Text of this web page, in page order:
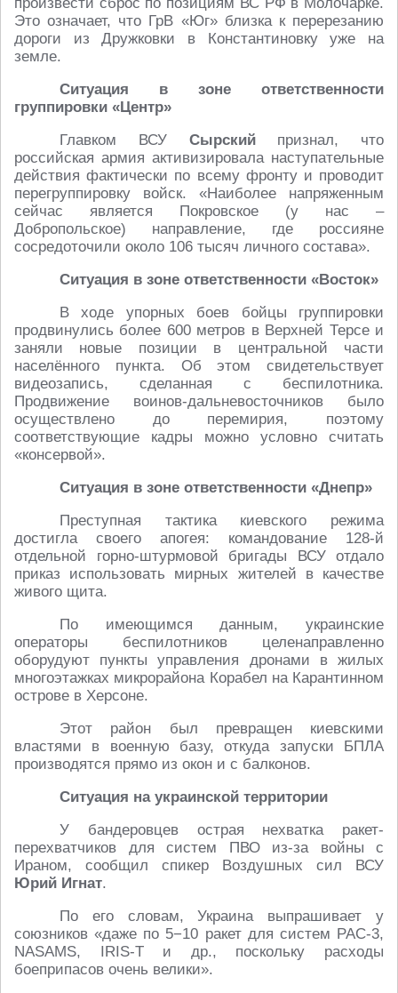
Это означает, что ГрВ «Юг» близка к перерезанию
дороги из Дружковки в Константиновку уже на
земле.
Ситуация в зоне ответственности
группировки «Центр»
Главком ВСУ Сырский признал, что
российская армия активизировала наступательные
действия фактически по всему фронту и проводит
перегруппировку войск. «Наиболее напряженным
сейчас является Покровское (у нас –
Добропольское) направление, где россияне
сосредоточили около 106 тысяч личного состава».
Ситуация в зоне ответственности «Восток»
В ходе упорных боев бойцы группировки
продвинулись более 600 метров в Верхней Терсе и
заняли новые позиции в центральной части
населённого пункта. Об этом свидетельствует
видеозапись, сделанная с беспилотника.
Продвижение воинов-дальневосточников было
осуществлено до перемирия, поэтому
соответствующие кадры можно условно считать
«консервой».
Ситуация в зоне ответственности «Днепр»
Преступная тактика киевского режима
достигла своего апогея: командование 128-й
отдельной горно-штурмовой бригады ВСУ отдало
приказ использовать мирных жителей в качестве
живого щита.
По имеющимся данным, украинские
операторы беспилотников целенаправленно
оборудуют пункты управления дронами в жилых
многоэтажках микрорайона Корабел на Карантинном
острове в Херсоне.
Этот район был превращен киевскими
властями в военную базу, откуда запуски БПЛА
производятся прямо из окон и с балконов.
Ситуация на украинской территории
У бандеровцев острая нехватка ракет-
перехватчиков для систем ПВО из-за войны с
Ираном, сообщил спикер Воздушных сил ВСУ
Юрий Игнат.
По его словам, Украина выпрашивает у
союзников «даже по 5−10 ракет для систем PAC-3,
NASAMS, IRIS-T и др., поскольку расходы
боеприпасов очень велики».